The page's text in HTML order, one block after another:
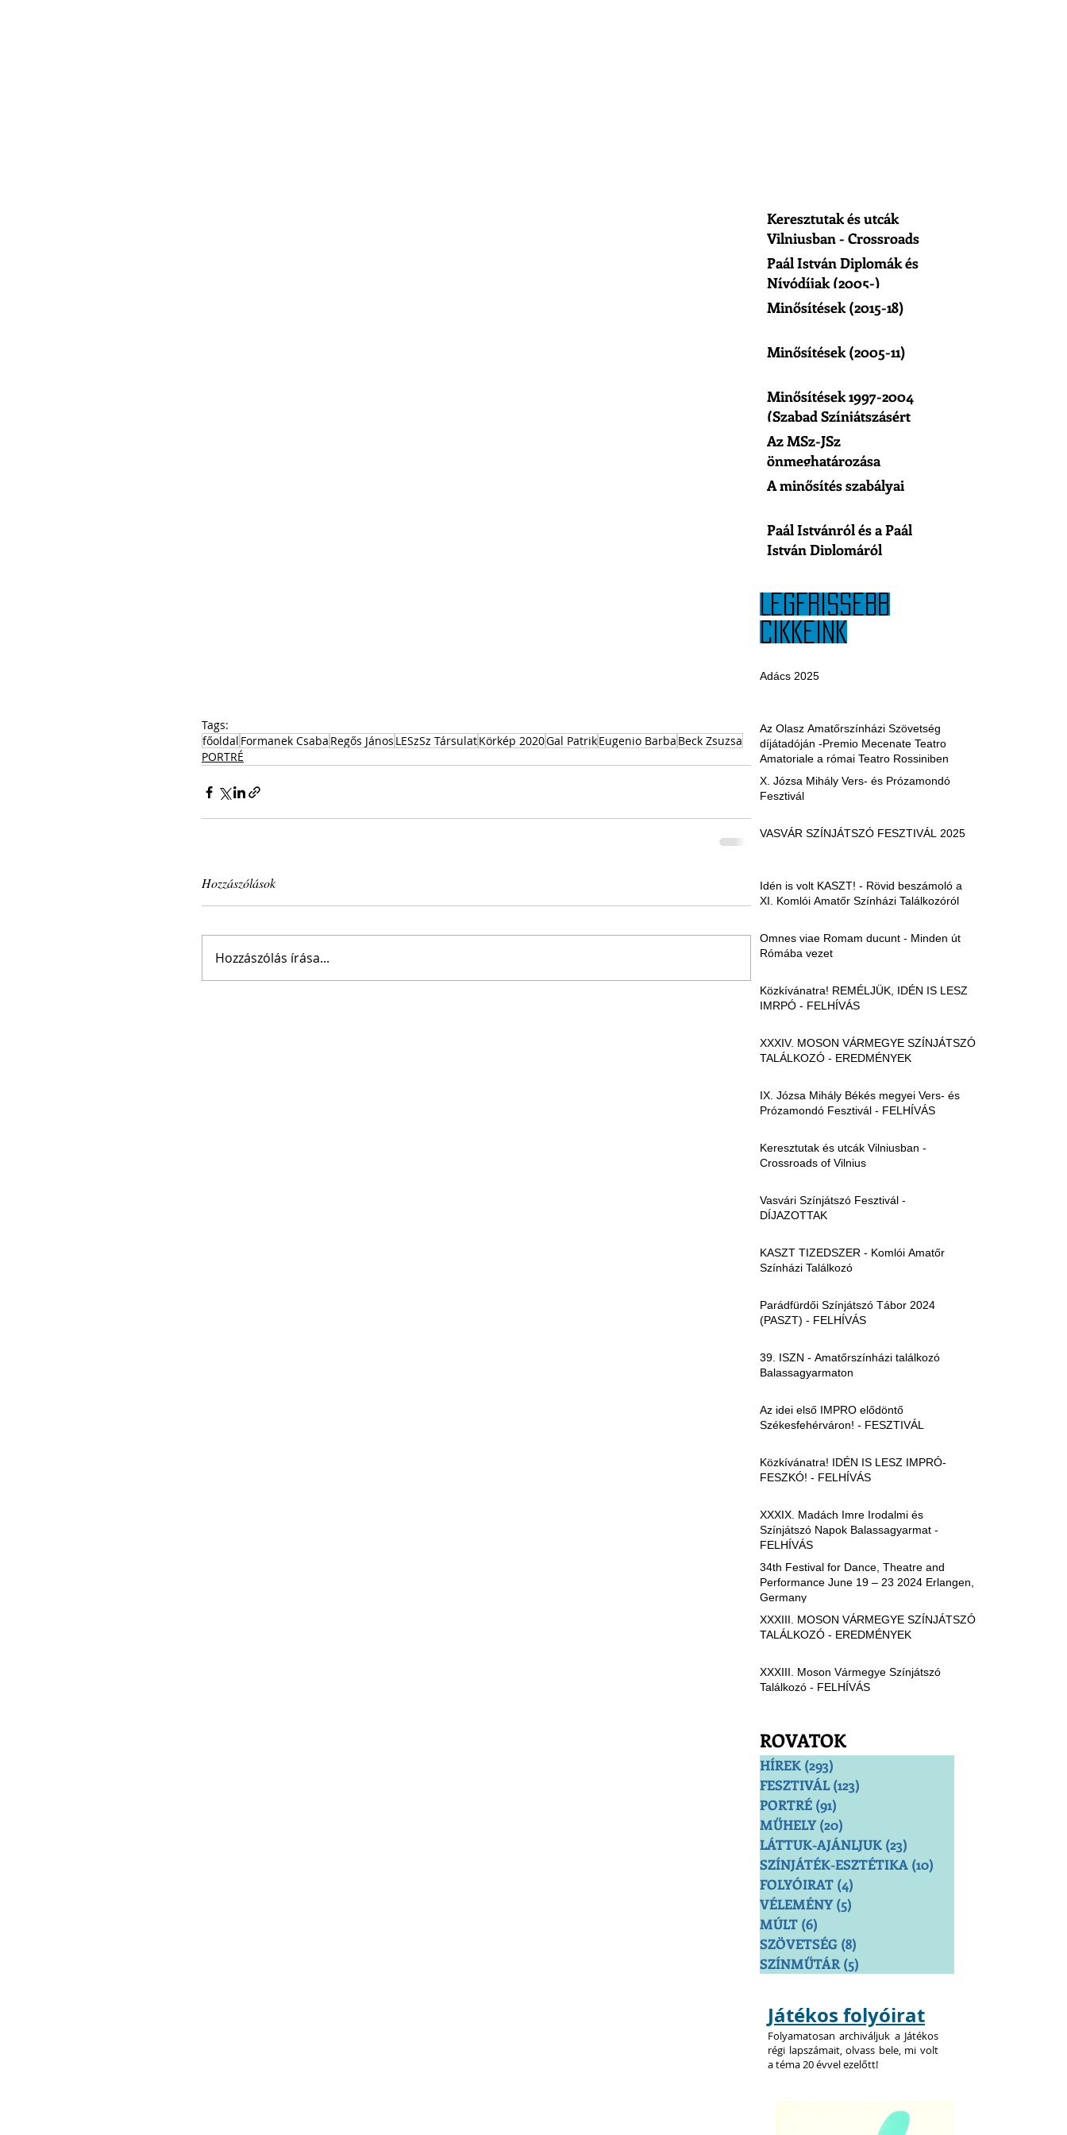
Tags:
főoldal Formanek Csaba Regős János LESzSz TársulatKörkép 2020Gal PatrikEugenio Barba Beck Zsuzsa
PORTRÉ
Hozzászólások
Hozzászólás írása...
Adács 2025
Az Olasz Amatőrszínházi Szövetség
díjátadóján -Premio Mecenate Teatro
Amatoriale a római Teatro Rossiniben
X. Józsa Mihály Vers- és Prózamondó
Fesztivál
VASVÁR SZÍNJÁTSZÓ FESZTIVÁL 2025
Idén is volt KASZT! - Rövid beszámoló a
XI. Komlói Amatőr Színházi Találkozóról
Omnes viae Romam ducunt - Minden út
Rómába vezet
Közkívánatra! REMÉLJÜK, IDÉN IS LESZ
IMRPÓ - FELHÍVÁS
XXXIV. MOSON VÁRMEGYE SZÍNJÁTSZÓ
TALÁLKOZÓ - EREDMÉNYEK
IX. Józsa Mihály Békés megyei Vers- és
Prózamondó Fesztivál - FELHÍVÁS
Keresztutak és utcák Vilniusban -
Crossroads of Vilnius
Vasvári Színjátszó Fesztivál -
DÍJAZOTTAK
KASZT TIZEDSZER - Komlói Amatőr
Színházi Találkozó
Parádfürdői Színjátszó Tábor 2024
(PASZT) - FELHÍVÁS
39. ISZN - Amatőrszínházi találkozó
Balassagyarmaton
Az idei első IMPRO elődöntő
Székesfehérváron! - FESZTIVÁL
Közkívánatra! IDÉN IS LESZ IMPRÓ-
FESZKÓ! - FELHÍVÁS
XXXIX. Madách Imre Irodalmi és
Színjátszó Napok Balassagyarmat -
FELHÍVÁS
34th Festival for Dance, Theatre and
Performance June 19 – 23 2024 Erlangen,
Germany
XXXIII. MOSON VÁRMEGYE SZÍNJÁTSZÓ
TALÁLKOZÓ - EREDMÉNYEK
XXXIII. Moson Vármegye Színjátszó
Találkozó - FELHÍVÁS
LEGFRISSEBB
CIKKEINK
ROVATOK
HÍREK (293)
FESZTIVÁL (123)
PORTRÉ (91)
MŰHELY (20)
LÁTTUK-AJÁNLJUK (23)
SZÍNJÁTÉK-ESZTÉTIKA (10)
FOLYÓIRAT (4)
VÉLEMÉNY (5)
MÚLT (6)
SZÖVETSÉG (8)
SZÍNMŰTÁR (5)
Keresztutak és utcák
Vilniusban - Crossroads
of Vilnius
Paál István Diplomák és
Nívódíjak (2005-)
Minősítések (2015-18)
Minősítések (2005-11)
Minősítések 1997-2004
(Szabad Színjátszásért
Egyesület)
Az MSz-JSz
önmeghatározása
A minősítés szabályai
Paál Istvánról és a Paál
István Diplomáról
Játékos folyóirat
Folyamatosan archiváljuk a Játékos
régi lapszámait, olvass bele, mi volt
a téma 20 évvel ezelőtt!